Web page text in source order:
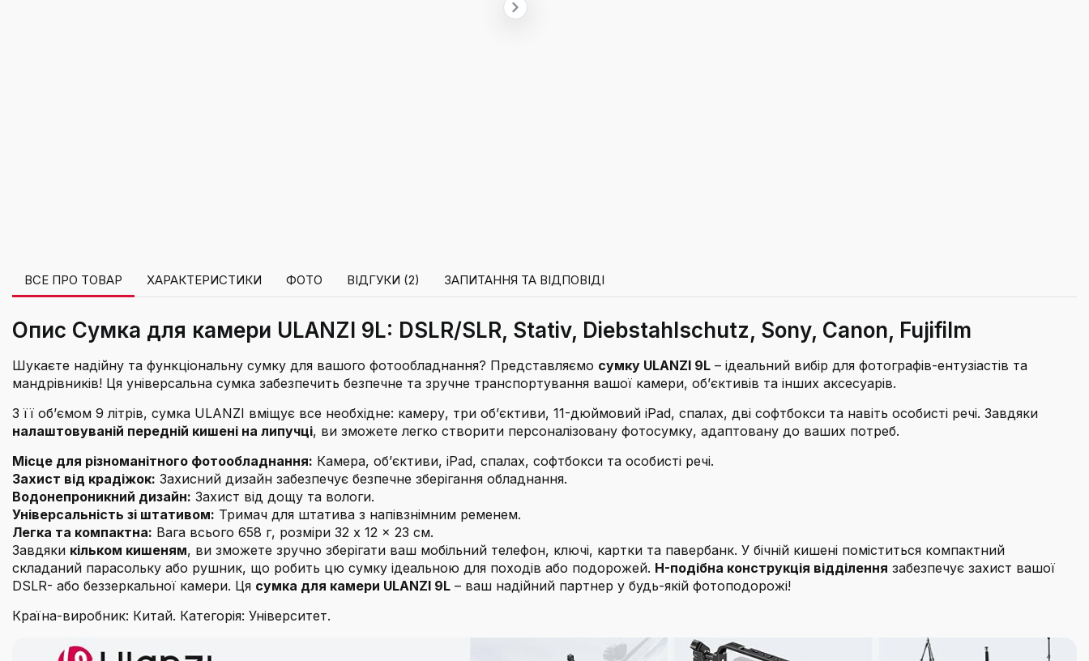
ВСЕ ПРО ТОВАР ХАРАКТЕРИСТИКИ ФОТО ВІДГУКИ (2) ЗАПИТАННЯ ТА ВІДПОВІДІ
Опис Сумка для камери ULANZI 9L: DSLR/SLR, Stativ, Diebstahlschutz, Sony, Canon, Fujifilm
Шукаєте надійну та функціональну сумку для вашого фотообладнання? Представляємо сумку ULANZI 9L – ідеальний вибір для фотографів-ентузіастів та
мандрівників! Ця універсальна сумка забезпечить безпечне та зручне транспортування вашої камери, об’єктивів та інших аксесуарів.
З її об’ємом 9 літрів, сумка ULANZI вміщує все необхідне: камеру, три об’єктиви, 11-дюймовий iPad, спалах, дві софтбокси та навіть особисті речі. Завдяки
налаштовуваній передній кишені на липучці, ви зможете легко створити персоналізовану фотосумку, адаптовану до ваших потреб.
Місце для різноманітного фотообладнання: Камера, об’єктиви, iPad, спалах, софтбокси та особисті речі.
Захист від крадіжок: Захисний дизайн забезпечує безпечне зберігання обладнання.
Водонепроникний дизайн: Захист від дощу та вологи.
Універсальність зі штативом: Тримач для штатива з напівзнімним ременем.
Легка та компактна: Вага всього 658 г, розміри 32 x 12 x 23 см.
Завдяки кільком кишеням, ви зможете зручно зберігати ваш мобільний телефон, ключі, картки та павербанк. У бічній кишені поміститься компактний
складаний парасольку або рушник, що робить цю сумку ідеальною для походів або подорожей. H-подібна конструкція відділення забезпечує захист вашої
DSLR- або беззеркальної камери. Ця сумка для камери ULANZI 9L – ваш надійний партнер у будь-якій фотоподорожі!
Країна-виробник: Китай. Категорія: Університет.